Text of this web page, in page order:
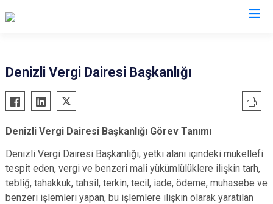
Denizli Vergi Dairesi Başkanlığı
Denizli Vergi Dairesi Başkanlığı Görev Tanımı
Denizli Vergi Dairesi Başkanlığı; yetki alanı içindeki mükellefi
tespit eden, vergi ve benzeri mali yükümlülüklere ilişkin tarh,
tebliğ, tahakkuk, tahsil, terkin, tecil, iade, ödeme, muhasebe ve
benzeri işlemleri yapan, bu işlemlere ilişkin olarak yaratılan